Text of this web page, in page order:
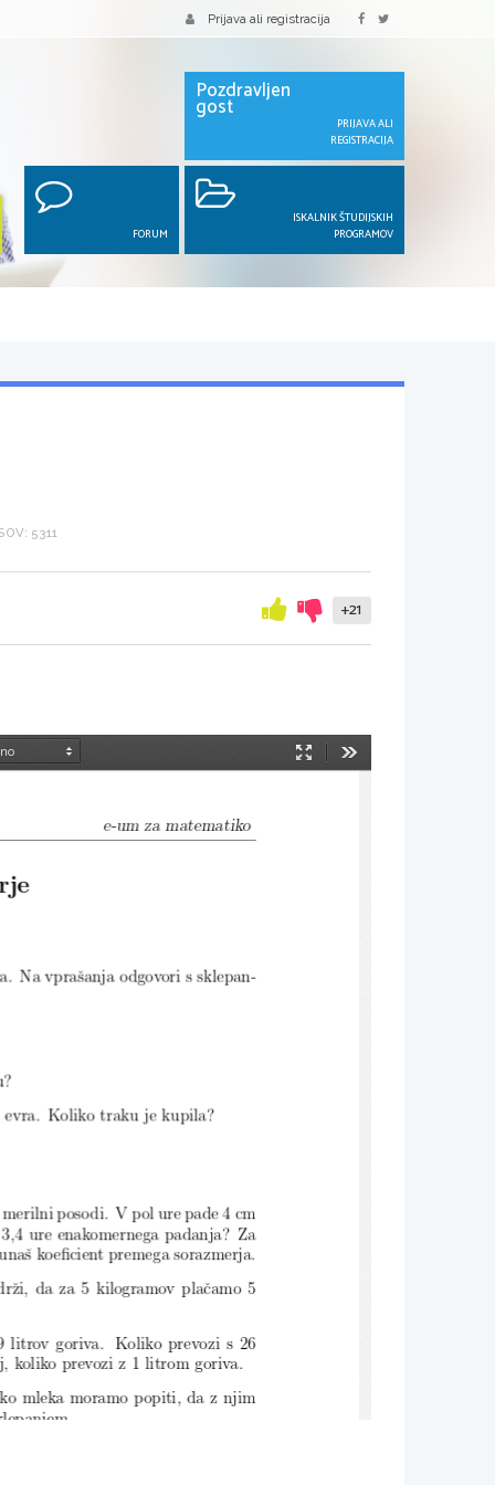
Prijava ali registracija
Pozdravljen
gost
PRIJAVA ALI
REGISTRACIJA
FORUM
ISKALNIK ŠTUDIJSKIH
PROGRAMOV
5311
+21
Način
e-um za matematiko
Na vpraˇsanja odgovori s sklepan-
evra. Koliko traku je kupila?
merilni posodi. V pol ure pade 4 cm
ure enakomernega padanja? Za
s koeficient premega sorazmerja.
da za 5 kilogramov plaˇcamo 5
litrov goriva. Koliko prevozi s 26
koliko prevozi z 1 litrom goriva.
mleka moramo popiti, da z njim